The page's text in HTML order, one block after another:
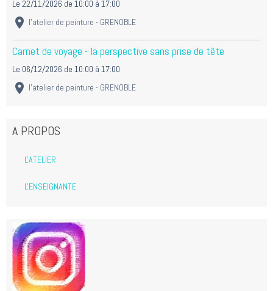
Le 22/11/2026 de 10:00 à 17:00
l'atelier de peinture - GRENOBLE
Carnet de voyage - la perspective sans prise de tête
Le 06/12/2026 de 10:00 à 17:00
l'atelier de peinture - GRENOBLE
A PROPOS
L'ATELIER
L'ENSEIGNANTE